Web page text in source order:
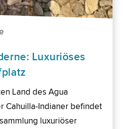
Luxuriöses
Land des Agua
Cahuilla-Indianer befindet
luxuriöser